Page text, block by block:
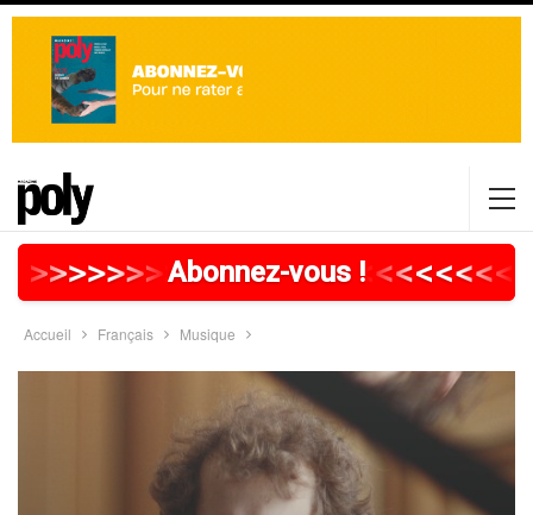
>>>>>>>>>>>>>>>>>
Abonnez-vous !
<<<<<<<<<
Accueil Français Musique